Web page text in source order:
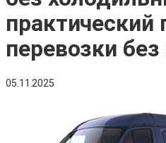
практический
перевозки
05.11.2025